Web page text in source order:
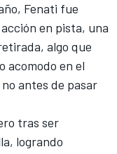
Fenati fue
en pista, una
, algo que
acomodo en el
antes de pasar
tras ser
logrando